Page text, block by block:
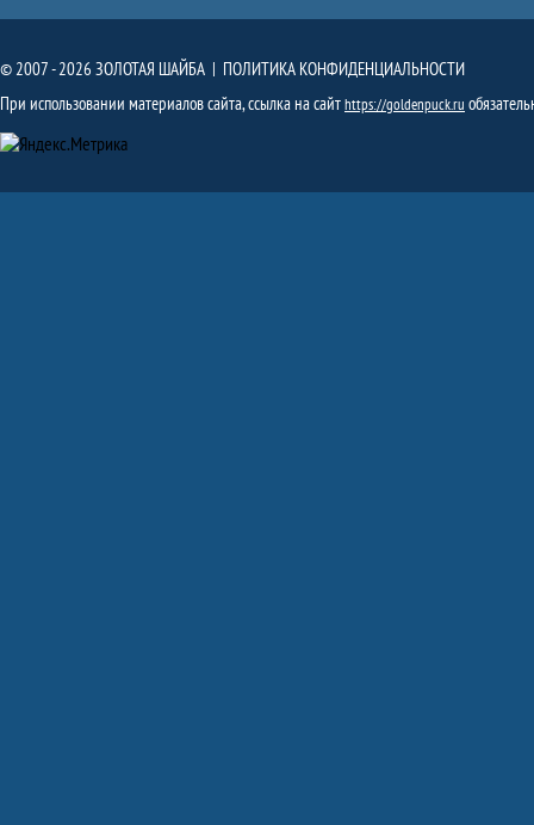
© 2007 - 2026 ЗОЛОТАЯ ШАЙБА | ПОЛИТИКА КОНФИДЕНЦИАЛЬНОСТИ
При использовании материалов сайта, ссылка на сайтhttps://goldenpuck.ru